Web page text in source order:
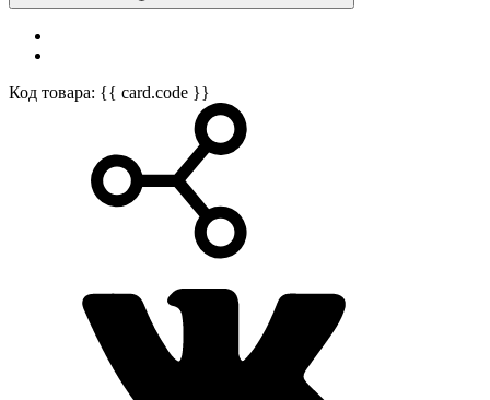
Код товара: {{ card.code }}